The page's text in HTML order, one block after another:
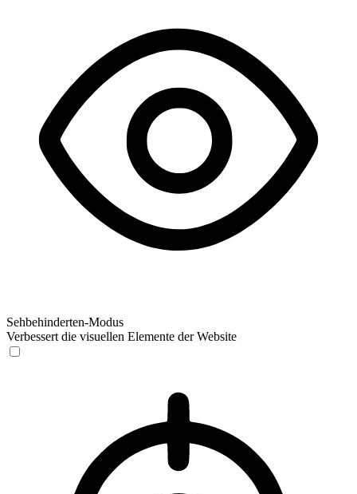
Sehbehinderten-Modus
Verbessert die visuellen Elemente der Website